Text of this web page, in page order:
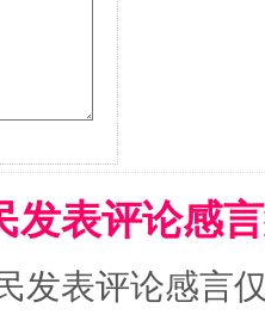
发表评论感
发表评论感言